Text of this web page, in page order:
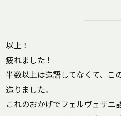
以上！
疲れました！
半数以上は造語してなくて、こ
造りました。
これのおかげでフェルヴェザニ